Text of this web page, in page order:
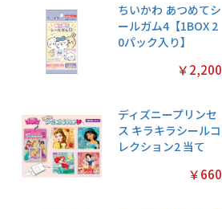
ちいかわ あつめてシ
ールガム4【1BOX 2
0パック入り】
￥2,200
ディズニープリンセ
ス キラキラシールコ
レクション2 当て
￥660